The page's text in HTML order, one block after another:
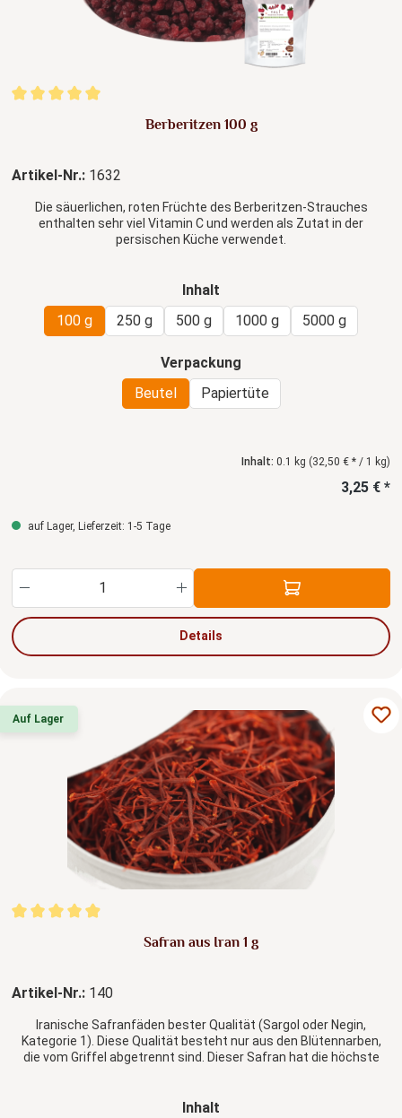
Durchschnittliche Bewertung von 5 von 5 Sternen
Berberitzen 100 g
Artikel-Nr.: 1632
Die säuerlichen, roten Früchte des Berberitzen-Strauches
enthalten sehr viel Vitamin C und werden als Zutat in der
persischen Küche verwendet.
Inhalt
100 g
250 g 500 g 1000 g 5000 g
Verpackung
Beutel
Papiertüte
Inhalt: 0.1 kg (32,50 € * / 1 kg)
3,25 € *
auf Lager, Lieferzeit: 1-5 Tage
Produkt Anzahl: Gib den gewünschten Wert
Details
Auf Lager
Durchschnittliche Bewertung von 4.96 von 5 Sternen
Safran aus Iran 1 g
Artikel-Nr.: 140
Iranische Safranfäden bester Qualität (Sargol oder Negin,
Kategorie 1). Diese Qualität besteht nur aus den Blütennarben,
die vom Griffel abgetrennt sind. Dieser Safran hat die höchste
Inhalt